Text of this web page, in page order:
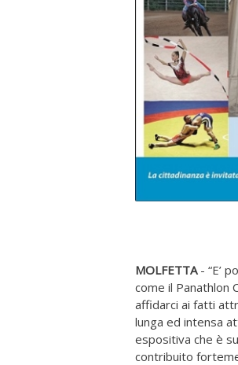
MOLFETTA- “E’
come il Panathlon
affidarci ai fatti
lunga ed intensa
espositiva che è
contribuito